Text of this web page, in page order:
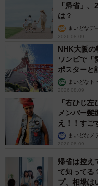
「帰省」
は？
まいどなデ
2026.08.09
NHK大阪
ワンピで
ポスターと
まいどなト
2026.08.09
「右ひじ
メンバー
え！！す
まいどなメ
2026.08.09
帰省は控え
て知ってる
プ、相場は